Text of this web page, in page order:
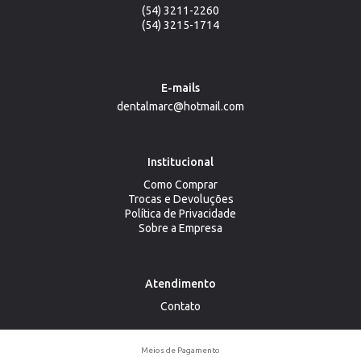
(54) 3211-2260
(54) 3215-1714
E-mails
dentalmarc@hotmail.com
Institucional
Como Comprar
Trocas e Devoluções
Política de Privacidade
Sobre a Empresa
Atendimento
Contato
Meios de Pagamento